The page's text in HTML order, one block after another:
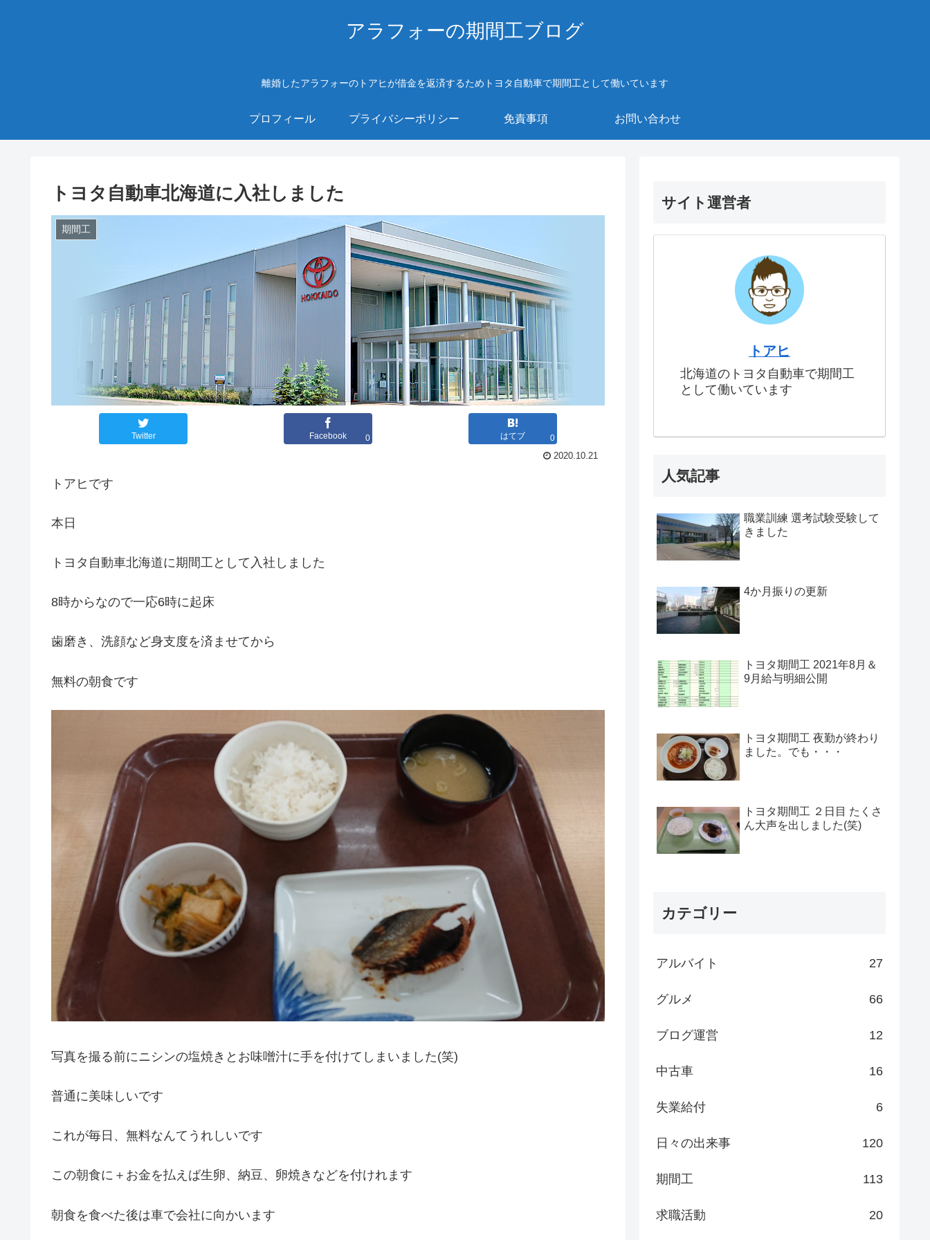
アラフォーの期間工ブログ
離婚したアラフォーのトアヒが借金を返済するためトヨタ自動車で期間工として働いています
プロフィール プライバシーポリシー 免責事項 お問い合わせ
トヨタ自動車北海道に入社しました
期間工
Twitter Facebook 0 はてブ
0
2020.10.21
トアヒです
本日
トヨタ自動車北海道に期間工として入社しました
8時からなので一応6時に起床
歯磨き、洗顔など身支度を済ませてから
無料の朝食です
写真を撮る前にニシンの塩焼きとお味噌汁に手を付けてしまいました(笑)
普通に美味しいです
これが毎日、無料なんてうれしいです
この朝食に＋お金を払えば生卵、納豆、卵焼きなどを付けれます
朝食を食べた後は車で会社に向かいます
サイト運営者
トアヒ
北海道のトヨタ自動車で期間工
として働いています
人気記事
職業訓練 選考試験受験して
きました
4か月振りの更新
トヨタ期間工 2021年8月＆
9月給与明細公開
トヨタ期間工 夜勤が終わり
ました。でも・・・
トヨタ期間工 ２日目 たくさ
ん大声を出しました(笑)
カテゴリー
アルバイト 27
グルメ 66
ブログ運営 12
中古車 16
失業給付 6
日々の出来事 120
期間工 113
求職活動 20